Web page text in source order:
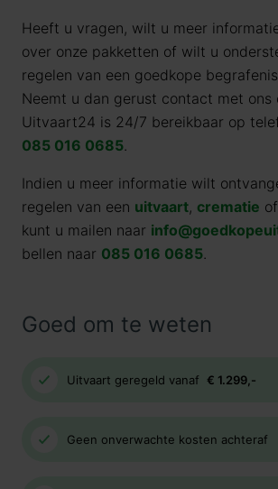
Heeft u vragen, wilt u meer
over onze pakketten of wilt u
regelen van een goedkope
Neemt u dan gerust contact met ons
Uitvaart24 is 24/7 bereikbaar op
085 016 0685.
Indien u meer informatie wilt
regelen van een uitvaart, crematie
kunt u mailen naar
bellen naar 085 016 0685.
Goed om te weten
Uitvaart geregeld vanaf € 1.299,-
Geen onverwachte kosten achteraf